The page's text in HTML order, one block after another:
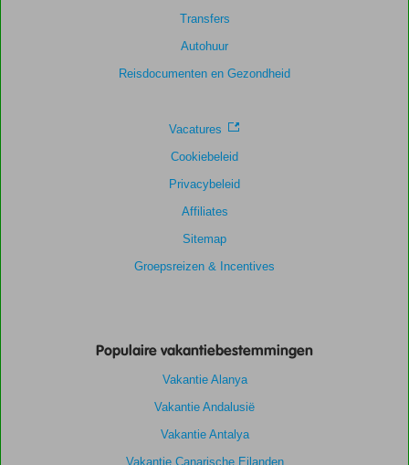
Transfers
Autohuur
Reisdocumenten en Gezondheid
Vacatures
Cookiebeleid
Privacybeleid
Affiliates
Sitemap
Groepsreizen & Incentives
Populaire vakantiebestemmingen
Vakantie Alanya
Vakantie Andalusië
Vakantie Antalya
Vakantie Canarische Eilanden